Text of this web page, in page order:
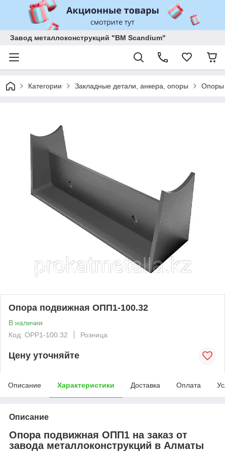
Завод металлоконструкций "BM Scandium"
Категории Закладные детали, анкера, опоры Опоры
Опора подвижная ОПП1-100.32
В наличии
Код: OPP1-100.32
Розница
Цену уточняйте
Описание Характеристики Доставка Оплата
Описание
Опора подвижная ОПП1 на заказ от
завода металлоконструкций в Алматы